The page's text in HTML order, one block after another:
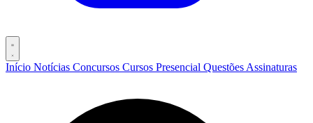
Início Notícias Concursos Cursos Presencial Questões Assinaturas